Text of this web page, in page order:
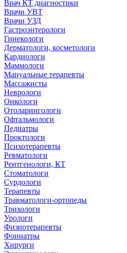
Врач КТ диагностики
Врачи УВТ
Врачи УЗД
Гастроэнтерологи
Гинекологи
Дерматологи, косметологи
Кардиологи
Маммологи
Мануальные терапевты
Массажисты
Неврологи
Онкологи
Отоларингологи
Офтальмологи
Педиатры
Проктологи
Психотерапевты
Ревматологи
Рентгенологи, КТ
Стоматологи
Сурдологи
Терапевты
Травматологи-ортопеды
Трихологи
Урологи
Физиотерапевты
Фониатры
Хирурги